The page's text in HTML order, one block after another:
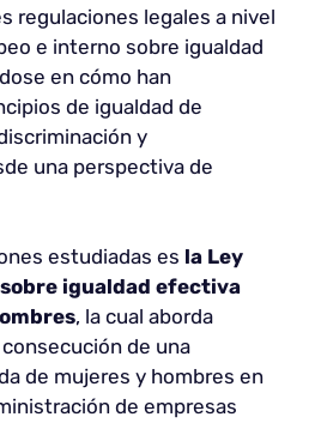
regulaciones legales a nivel
e interno sobre igualdad
en cómo han
de igualdad de
y
una perspectiva de
estudiadas es la Ley
igualdad efectiva
, la cual aborda
de una
de mujeres y hombres en
de empresas